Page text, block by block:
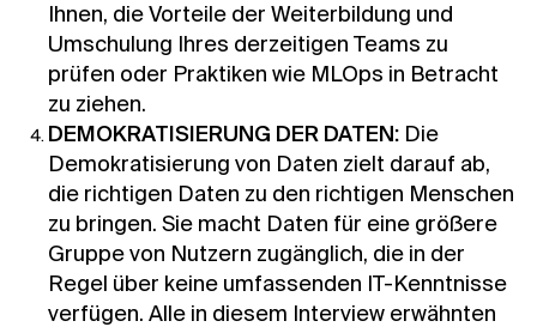
Ihnen, die Vorteile der Weiterbildung und
Umschulung Ihres derzeitigen Teams zu
prüfen oder Praktiken wie MLOps in Betracht
zu ziehen.
DEMOKRATISIERUNG DER DATEN: Die
Demokratisierung von Daten zielt darauf ab,
die richtigen Daten zu den richtigen Menschen
zu bringen. Sie macht Daten für eine größere
Gruppe von Nutzern zugänglich, die in der
Regel über keine umfassenden IT-Kenntnisse
verfügen. Alle in diesem Interview erwähnten